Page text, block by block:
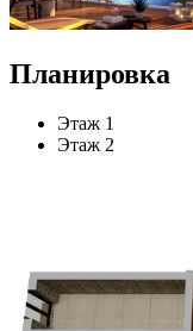
Планировка
Этаж 1
Этаж 2